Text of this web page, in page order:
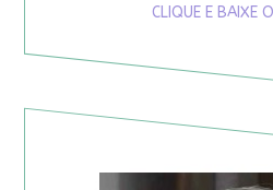
CLIQUE E BAIXE